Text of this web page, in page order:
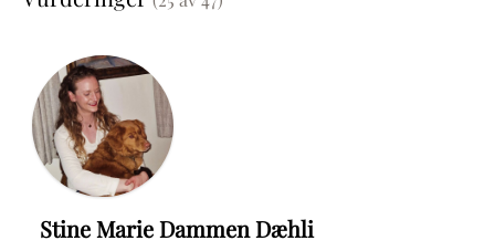
Stine Marie Dammen Dæhli